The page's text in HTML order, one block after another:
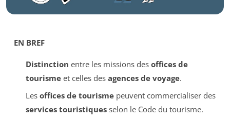
EN BREF
Distinction entre les missions des offices de
tourismeet celles des agences de voyage.
Les offices de tourismepeuvent commercialiser des
services touristiquesselon le Code du tourisme.